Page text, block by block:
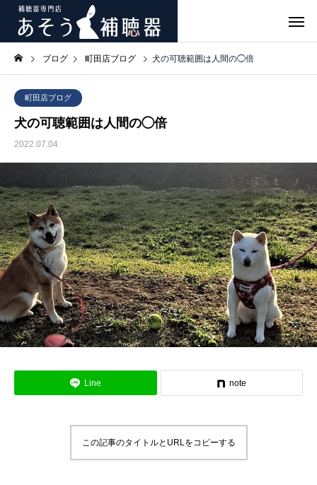
ブログ 町田店ブログ 犬の可聴範囲は人間の◯倍
町田店ブログ
犬の可聴範囲は人間の◯倍
2022.07.04
Line note
この記事のタイトルとURLをコピーする